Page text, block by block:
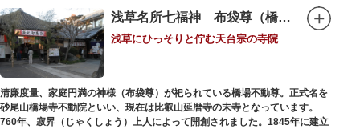
浅草名所七福神 布袋尊（橋場不動尊）
浅草にひっそりと佇む天台宗の寺院
清廉度量、家庭円満の神様（布袋尊）が祀られている橋場不動尊。正式名を
砂尾山橋場寺不動院といい、現在は比叡山延暦寺の末寺となっています。
760年、寂昇（じゃくしょう）上人によって開創されました。1845年に建立